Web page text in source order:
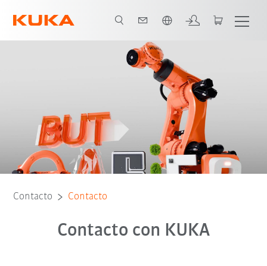
Contacto Contacto
Contacto con KUKA